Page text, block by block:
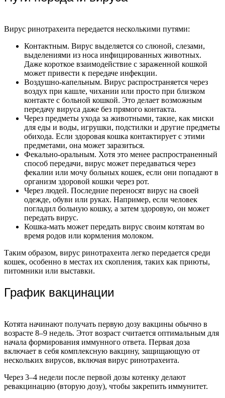
Вирус ринотрахеита передается несколькими путями:
Контактным. Вирус выделяется со слюной, слезами,
выделениями из носа инфицированных животных.
Даже короткое взаимодействие с зараженной кошкой
может привести к передаче инфекции.
Воздушно-капельным. Вирус распространяется через
воздух при кашле, чихании или просто при близком
контакте с больной кошкой. Это делает возможным
передачу вируса даже без прямого контакта.
Через предметы ухода за животными, такие, как миски
для еды и воды, игрушки, подстилки и другие предметы
обихода. Если здоровая кошка контактирует с этими
предметами, она может заразиться.
Фекально-оральным. Хотя это менее распространенный
способ передачи, вирус может передаваться через
фекалии или мочу больных кошек, если они попадают в
организм здоровой кошки через рот.
Через людей. Последние переносят вирус на своей
одежде, обуви или руках. Например, если человек
погладил больную кошку, а затем здоровую, он может
передать вирус.
Кошка-мать может передать вирус своим котятам во
время родов или кормления молоком.
Таким образом, вирус ринотрахеита легко передается среди
кошек, особенно в местах их скопления, таких как приюты,
питомники или выставки.
График вакцинации
Котята начинают получать первую дозу вакцины обычно в
возрасте 8–9 недель. Этот возраст считается оптимальным для
начала формирования иммунного ответа. Первая доза
включает в себя комплексную вакцину, защищающую от
нескольких вирусов, включая вирус ринотрахеита.
Через 3–4 недели после первой дозы котенку делают
ревакцинацию (вторую дозу), чтобы закрепить иммунитет.